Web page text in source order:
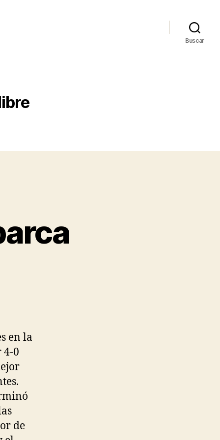
Buscar
en la
4-0
de